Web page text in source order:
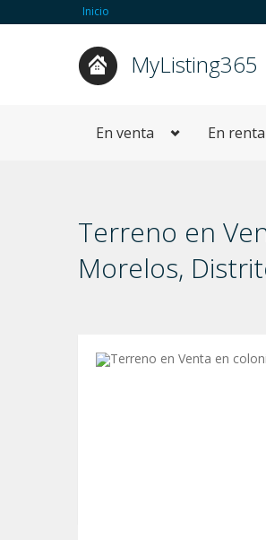
Inicio
MyListing365
En venta En renta
Terreno en
Morelos,